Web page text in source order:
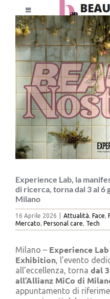
contenuto
Toggle
Navigation
HOME
CHI SIAMO
LE RIVISTE
NEWSLETTER
CATEGORIE
CONTATTI
per:
Ingrandisci
immagine
Experience Lab, la
di ricerca, torna dal 3 al 6
Milano
16 Aprile 2026 Attualità, Face,
Mercato, Personal care, Tech
Milano – Experience
Exhibition, l’evento
all’eccellenza, torna dal
all’Allianz MiCo di
appuntamento di